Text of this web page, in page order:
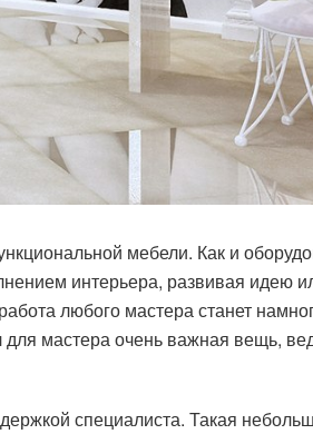
мебели. Как и
интерьера, развивая идею
любого мастера станет
для мастера очень важная вещь,
специалиста. Такая